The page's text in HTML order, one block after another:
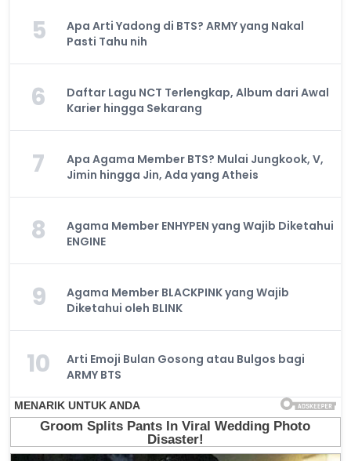
5
Apa Arti Yadong di BTS? ARMY yang Nakal
Pasti Tahu nih
6
Daftar Lagu NCT Terlengkap, Album dari Awal
Karier hingga Sekarang
7
Apa Agama Member BTS? Mulai Jungkook, V,
Jimin hingga Jin, Ada yang Atheis
8
Agama Member ENHYPEN yang Wajib Diketahui
ENGINE
9
Agama Member BLACKPINK yang Wajib
Diketahui oleh BLINK
10
Arti Emoji Bulan Gosong atau Bulgos bagi
ARMY BTS